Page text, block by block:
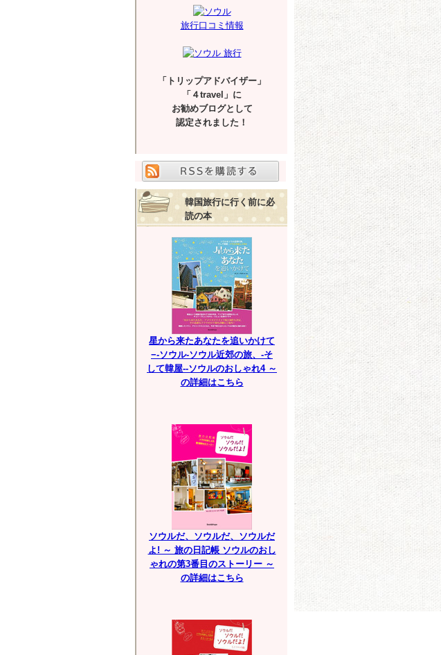
旅行口コミ情報
「トリップアドバイザー」
「４travel」に
お勧めブログとして
認定されました！
韓国旅行に行く前に必
読の本
星から来たあなたを追いかけて
−-ソウル-ソウル近郊の旅、-そ
して韓屋--ソウルのおしゃれ4 ～
の詳細はこちら
ソウルだ、ソウルだ、ソウルだ
よ! ～ 旅の日記帳 ソウルのおし
ゃれの第3番目のストーリー ～
の詳細はこちら